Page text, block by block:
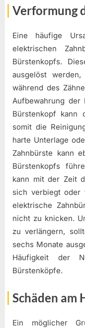
Verformung
Eine häufige
elektrischen
Bürstenkopfs.
ausgelöst
während des
Aufbewahrung
Bürstenkopf kann
somit die
harte Unterlage
Zahnbürste kann
Bürstenkopfs
kann mit der Zeit
sich verbiegt oder
elektrische
nicht zu knicken.
zu verlängern,
sechs Monate
Häufigkeit der
Bürstenköpfe.
Schäden am
Ein möglicher